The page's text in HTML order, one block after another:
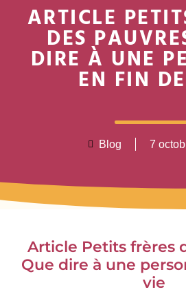
ARTICLE
DES
DIRE À UNE
EN FIN
Blog 7
Article Petits frères
Que dire à une
vie